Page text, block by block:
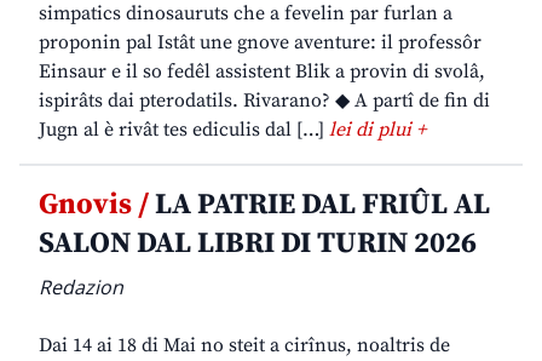
simpatics dinosauruts che a fevelin par furlan a
proponin pal Istât une gnove aventure: il professôr
Einsaur e il so fedêl assistent Blik a provin di svolâ,
ispirâts dai pterodatils. Rivarano? ◆ A partî de fin di
Jugn al è rivât tes ediculis dal […] lei di plui +
Gnovis /LA PATRIE DAL FRIÛL AL
SALON DAL LIBRI DI TURIN 2026
Redazion
Dai 14 ai 18 di Mai no steit a cirînus, noaltris de